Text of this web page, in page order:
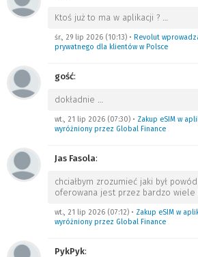
Ktoś już to ma w aplikacji ? …
śr., 29 lip 2026 (10:13) • Revolut
prywatnego dla klientów w Polsce
gość:
dokładnie …
wt., 21 lip 2026 (07:30) • Zakup eSIM w
wyróżniony przez Global Finance
Jas Fasola:
chciałbym zrozumieć jaki był
oferowana jest przez bardzo wiele
wt., 21 lip 2026 (07:12) • Zakup eSIM w
wyróżniony przez Global Finance
PykPyk: